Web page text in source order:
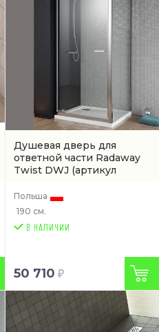
Душевая дверь для
ответной части Radaway
Twist DWJ (артикул
Польша
190 см.
50 710